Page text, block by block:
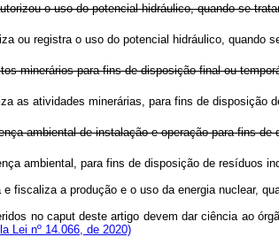
o uso do potencial hidráulico, quando se
ou registra o uso do potencial hidráulico,
minerários para fins de disposição final ou
as atividades minerárias, para fins de disposição
ambiental de instalação e operação para fins
ambiental, para fins de disposição de resíduos
fiscaliza a produção e o uso da energia nuclear,
no caputdeste artigo devem dar ciência ao
Lei nº 14.066, de 2020)